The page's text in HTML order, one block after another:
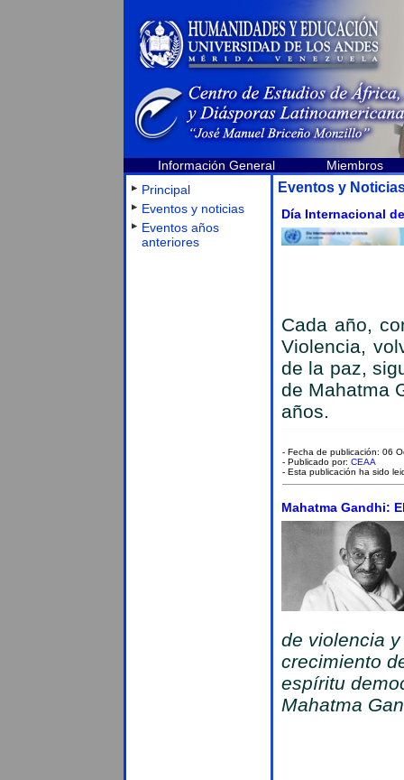
Información General
Miembros
Principal
Eventos y noticias
Eventos años
anteriores
Eventos y
Día Internacional
Cada año,
Violencia,
de la paz,
de Mahatma
años.
- Fecha de publicación: 06
- Publicado por: CEAA
- Esta publicación ha sido
Mahatma Gandhi:
de violencia
crecimiento
espíritu
Mahatma